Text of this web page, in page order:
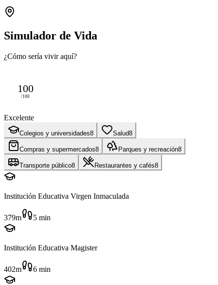
Simulador de Vida
¿Cómo sería vivir aquí?
100
/100
Excelente
Colegios y universidades8 Salud8
Compras y supermercados8 Parques y recreación8
Transporte público8 Restaurantes y cafés8
Institución Educativa Virgen Inmaculada
379m 5 min
Institución Educativa Magister
402m 6 min